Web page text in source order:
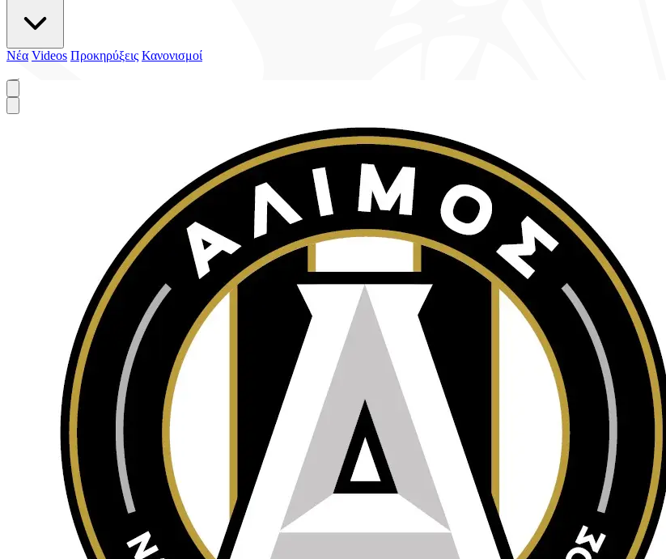
Νέα Videos Προκηρύξεις Κανονισμοί